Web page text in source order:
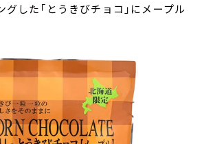
した「とうきびチョコ」にメープル